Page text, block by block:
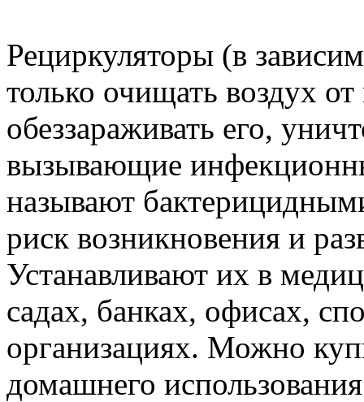
Рециркуляторы (в
только очищать воздух
обеззараживать его,
вызывающие
называют
риск возникновения и
Устанавливают их в
садах, банках, офисах,
организациях. Можно
домашнего